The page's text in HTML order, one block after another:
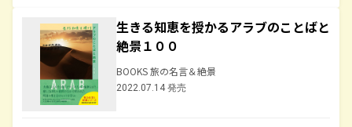
生きる知恵を授かるアラブのことばと
絶景１００
BOOKS 旅の名言＆絶景
2022.07.14 発売